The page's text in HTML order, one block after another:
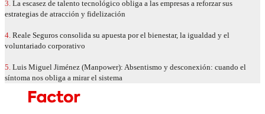
3. La escasez de talento tecnológico obliga a las empresas a reforzar sus
estrategias de atracción y fidelización
4. Reale Seguros consolida su apuesta por el bienestar, la igualdad y el
voluntariado corporativo
5. Luis Miguel Jiménez (Manpower): Absentismo y desconexión: cuando el
síntoma nos obliga a mirar el sistema